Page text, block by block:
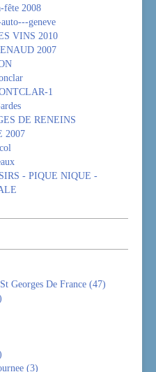
fête 2008
geneve
VINS 2010
2007
1
DE RENEINS
2007
- PIQUE NIQUE -
Georges De France (47)
(3)